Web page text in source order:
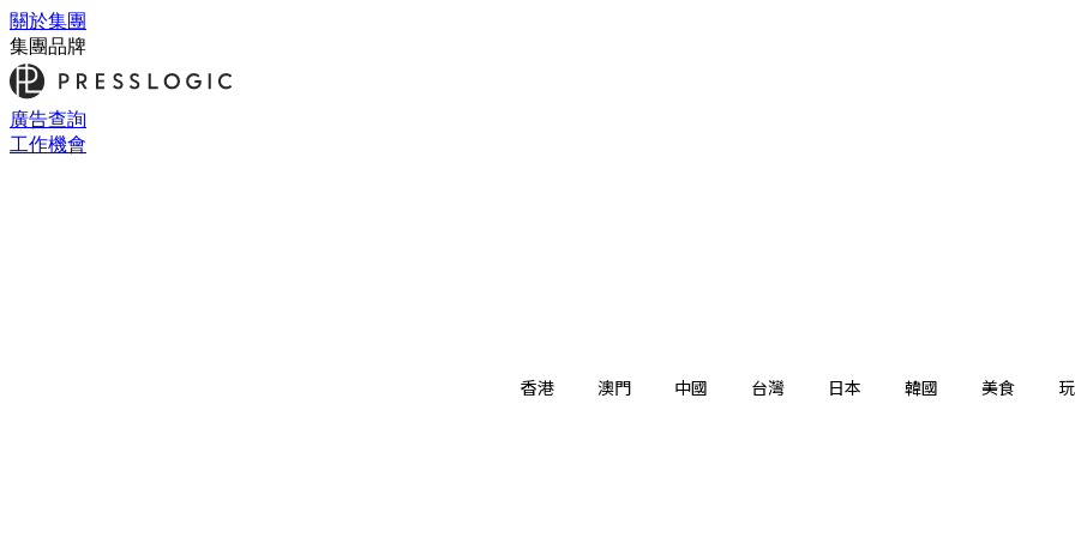
關於集團
集團品牌
廣告查詢
工作機會
香港 澳門 中國 台灣 日本 韓國 美食